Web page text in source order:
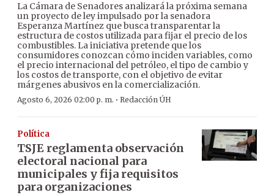
La Cámara de Senadores analizará la próxima semana
un proyecto de ley impulsado por la senadora
Esperanza Martínez que busca transparentar la
estructura de costos utilizada para fijar el precio de los
combustibles. La iniciativa pretende que los
consumidores conozcan cómo inciden variables, como
el precio internacional del petróleo, el tipo de cambio y
los costos de transporte, con el objetivo de evitar
márgenes abusivos en la comercialización.
Agosto 6, 2026 02:00 p. m. · Redacción ÚH
Política
TSJE reglamenta observación
electoral nacional para
municipales y fija requisitos
para organizaciones